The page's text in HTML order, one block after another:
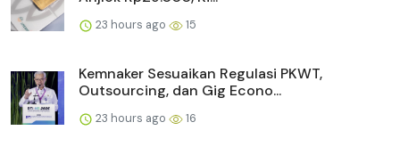
23 hours ago 15
Kemnaker Sesuaikan Regulasi PKWT,
Outsourcing, dan Gig Econo...
23 hours ago 16